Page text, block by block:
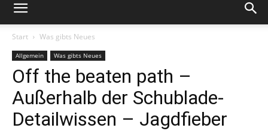
Start
Was gibts Neues
Allgemein Was gibts Neues
Off the beaten path –
Außerhalb der Schublade-
Detailwissen – Jagdfieber